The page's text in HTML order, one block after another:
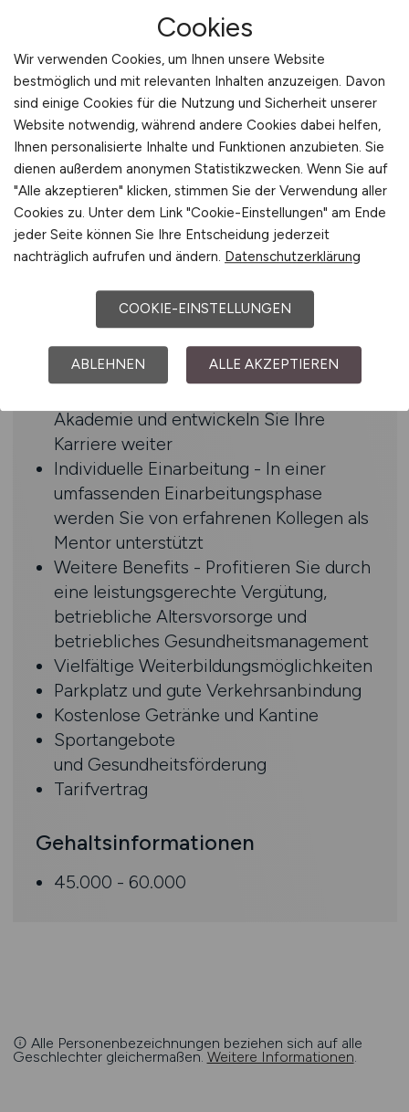
Zuverlässigkeit
Gute Ausdrucksfähigkeit
Hohe Flexibilität hinsichtlich des
Aufgabenspektrums erwartet
Bereitschaft, sich in das
Zeiterfassungssystem einzuarbeiten
Benefits
Abwechslungsreiche Aufgaben - Freuen
Sie sich auf spannende und
herausfordernde Aufgaben in einem
dynamischen Umfeld
Weiterbildungsmöglichkeiten - Nutzen
Sie die vielfältigen
Akademie und entwickeln Sie Ihre
Karriere weiter
Individuelle Einarbeitung - In einer
umfassenden Einarbeitungsphase
werden Sie von erfahrenen Kollegen als
Mentor unterstützt
Weitere Benefits - Profitieren Sie durch
eine leistungsgerechte Vergütung,
betriebliche Altersvorsorge und
betriebliches Gesundheitsmanagement
Vielfältige Weiterbildungsmöglichkeiten
Parkplatz und gute Verkehrsanbindung
Kostenlose Getränke und Kantine
Sportangebote
und Gesundheitsförderung
Tarifvertrag
Gehaltsinformationen
45.000 - 60.000
Alle Personenbezeichnungen beziehen sich auf alle
Geschlechter gleichermaßen. Weitere Informationen
Cookies
Wir verwenden Cookies, um Ihnen unsere Website
bestmöglich und mit relevanten Inhalten anzuzeigen. Davon
sind einige Cookies für die Nutzung und Sicherheit unserer
Website notwendig, während andere Cookies dabei helfen,
Ihnen personalisierte Inhalte und Funktionen anzubieten. Sie
dienen außerdem anonymen Statistikzwecken. Wenn Sie auf
"Alle akzeptieren" klicken, stimmen Sie der Verwendung aller
Cookies zu. Unter dem Link "Cookie-Einstellungen" am Ende
jeder Seite können Sie Ihre Entscheidung jederzeit
nachträglich aufrufen und ändern. Datenschutzerklärung
COOKIE-EINSTELLUNGEN
ABLEHNEN ALLE AKZEPTIEREN